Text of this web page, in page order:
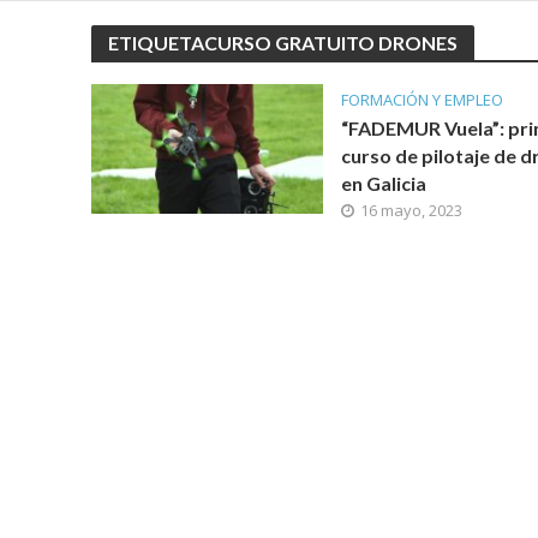
ETIQUETACURSO GRATUITO DRONES
FORMACIÓN Y EMPLEO
“FADEMUR Vuela”:
curso de pilotaje de
en Galicia
16 mayo, 2023